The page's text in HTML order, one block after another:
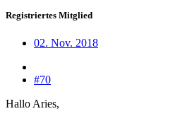
Registriertes Mitglied
02. Nov. 2018
#70
Hallo Aries,